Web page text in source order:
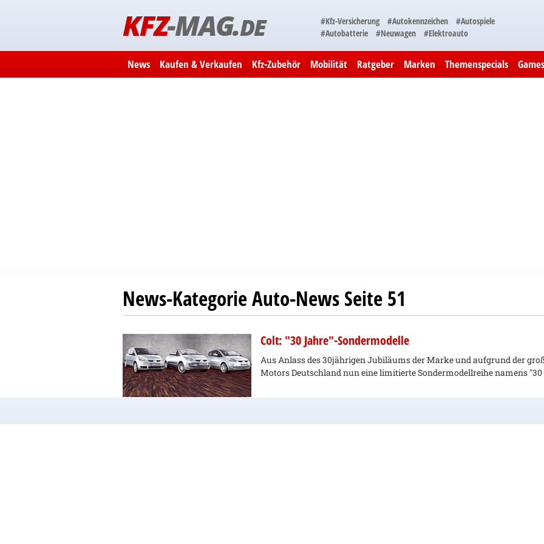
KFZ-MAG.DE #Kfz-Versicherung #Autokennzeichen
#Autospiele
#Autobatterie
#Neuwagen #Elektroauto
News Kaufen & Verkaufen Kfz-Zubehör Mobilität Ratgeber Marken Themenspecials Games
News-Kategorie Auto-News Seite 51
Colt: "30 Jahre"-Sondermodelle
Aus Anlass des 30jährigen Jubiläums der Marke und aufgrund der
Motors Deutschland nun eine limitierte Sondermodellreihe namens